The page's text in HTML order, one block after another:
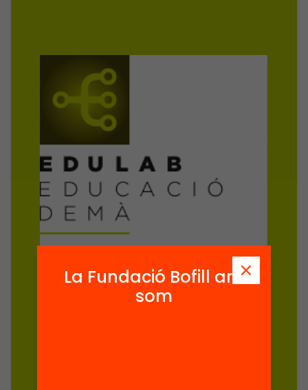
La Fundació Bofill ara
som